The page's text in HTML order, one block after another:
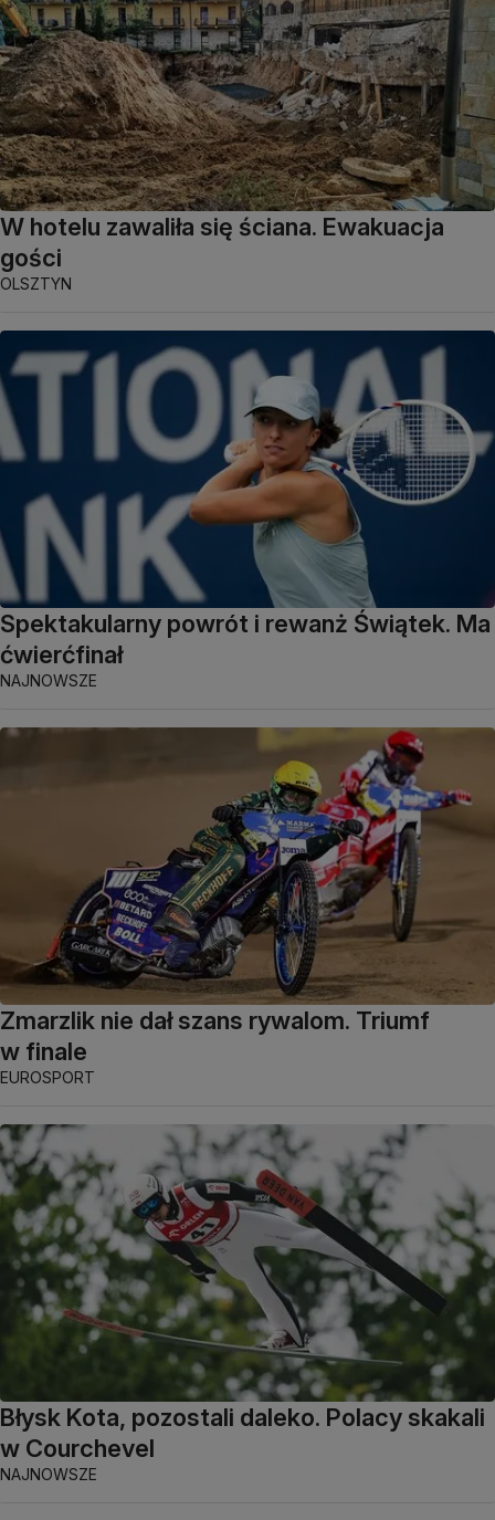
W hotelu zawaliła się ściana. Ewakuacja
gości
OLSZTYN
Spektakularny powrót i rewanż Świątek. Ma
ćwierćfinał
NAJNOWSZE
Zmarzlik nie dał szans rywalom. Triumf
w finale
EUROSPORT
Błysk Kota, pozostali daleko. Polacy skakali
w Courchevel
NAJNOWSZE